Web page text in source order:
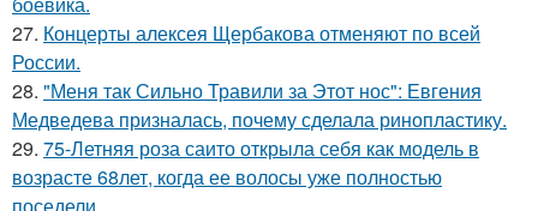
27. Концерты алексея Щербакова отменяют по всей
России.
28. "Меня так Сильно Травили за Этот нос": Евгения
Медведева призналась, почему сделала ринопластику.
29. 75-Летняя роза саито открыла себя как модель в
возрасте 68лет, когда ее волосы уже полностью
поседели.